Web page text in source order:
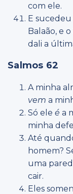
com ele.
E
Balaão, e
dali a
Salmos 62
A minha
vem a
Só ele é a
minha
Até
homem?
uma
cair.
Eles